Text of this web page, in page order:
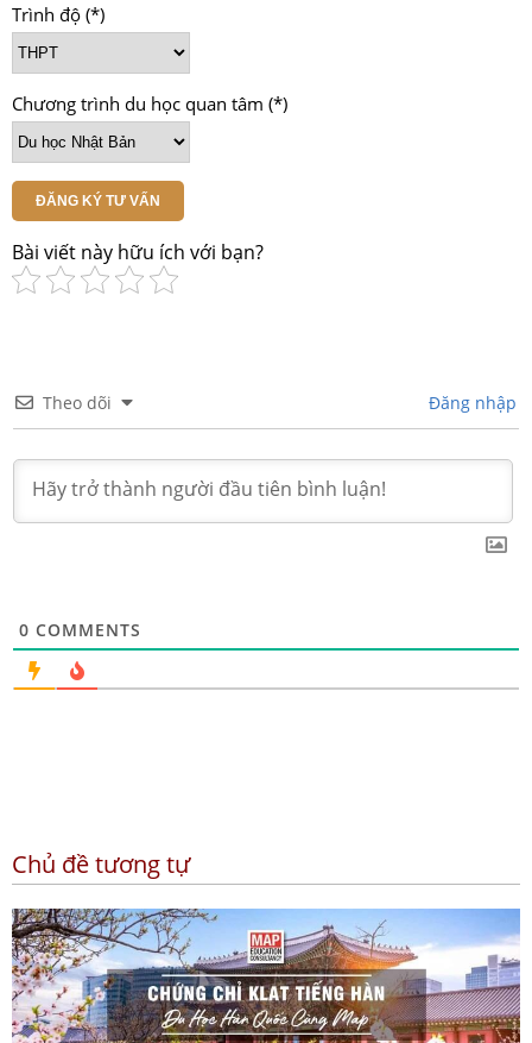
Trình độ (*)
Chương trình du học quan tâm (*)
ĐĂNG KÝ TƯ VẤN
Bài viết này hữu ích với bạn?
Theo dõi Đăng nhập
0 COMMENTS
Chủ đề tương tự